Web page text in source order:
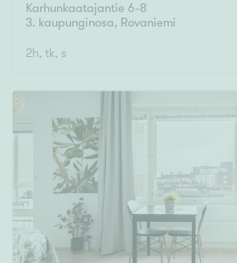
Karhunkaatajantie 6-8
3. kaupunginosa, Rovaniemi
2h, tk, s